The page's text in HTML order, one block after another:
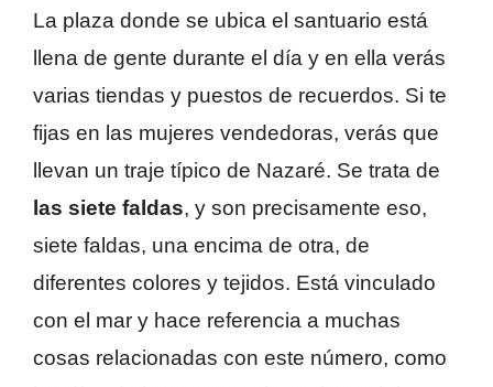
La plaza donde se ubica el santuario está
llena de gente durante el día y en ella verás
varias tiendas y puestos de recuerdos. Si te
fijas en las mujeres vendedoras, verás que
llevan un traje típico de Nazaré. Se trata de
las siete faldas, y son precisamente eso,
siete faldas, una encima de otra, de
diferentes colores y tejidos. Está vinculado
con el mar y hace referencia a muchas
cosas relacionadas con este número, como